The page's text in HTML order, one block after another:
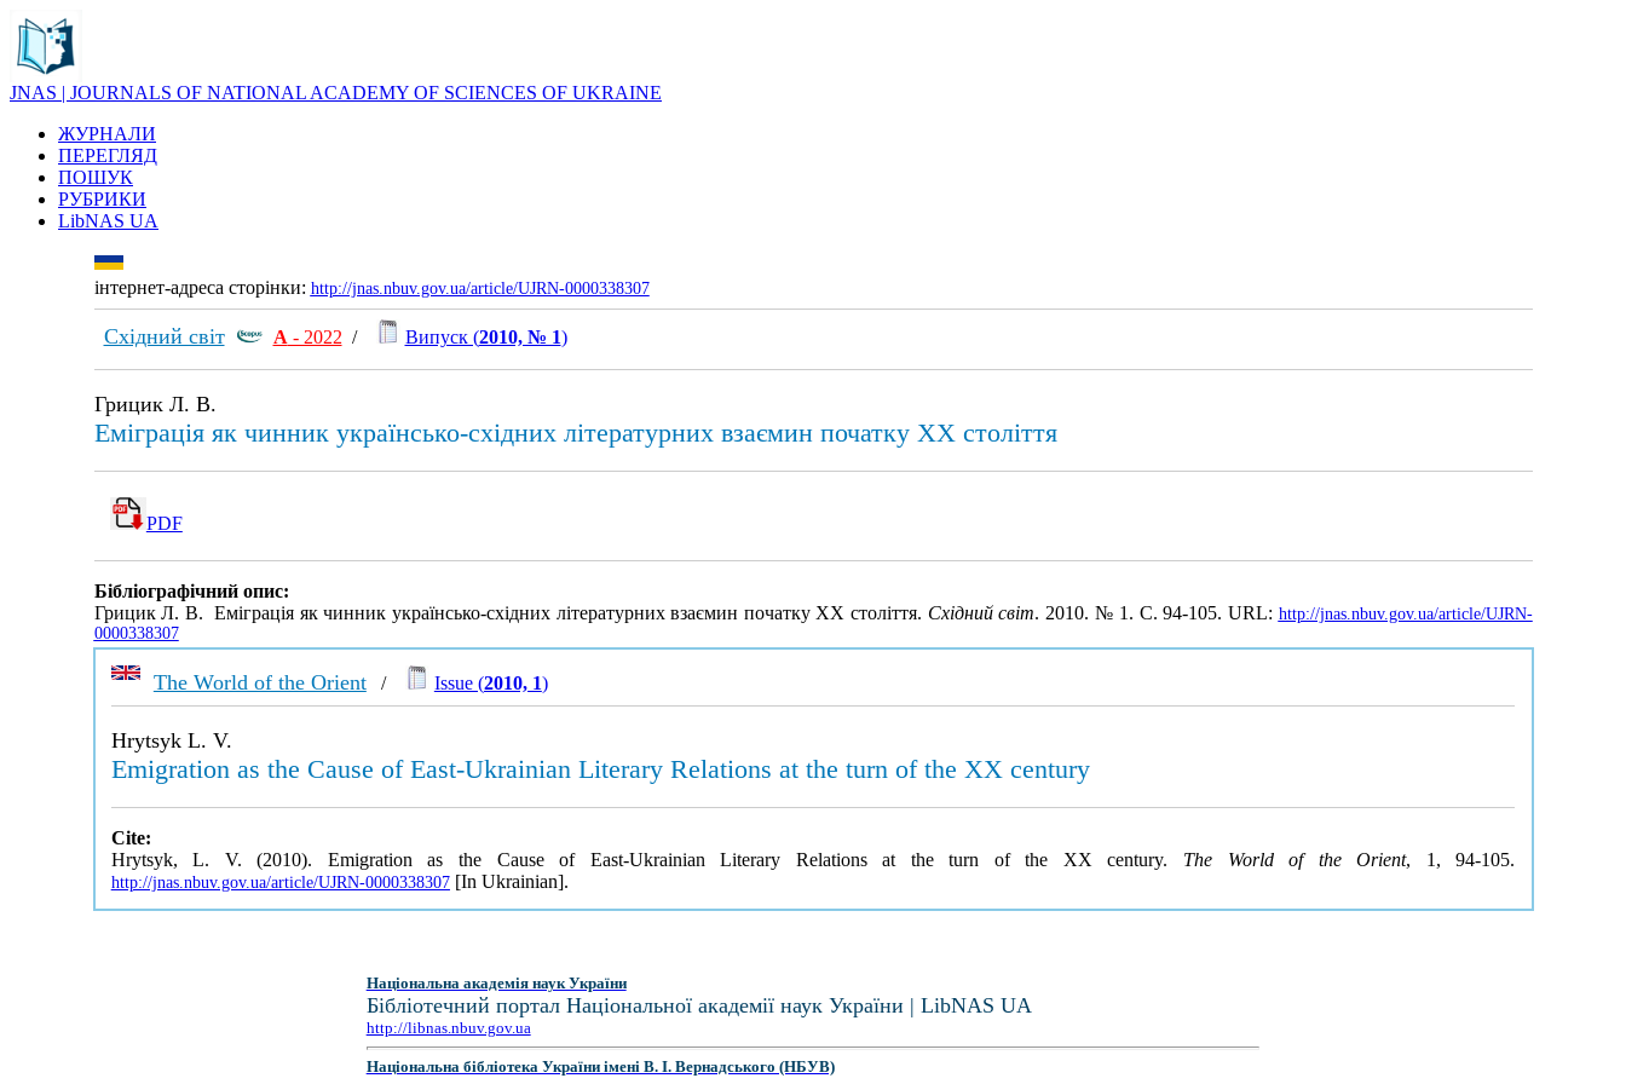
JNAS | JOURNALS OF NATIONAL ACADEMY OF SCIENCES OF UKRAINE
ЖУРНАЛИ
ПЕРЕГЛЯД
ПОШУК
РУБРИКИ
LibNAS UA
інтернет-адреса сторінки: http://jnas.nbuv.gov.ua/article/UJRN-0000338307
Східний світ А - 2022 / Випуск (2010, № 1)
Грицик Л. В.
Еміграція як чинник українсько-східних літературних взаємин початку XX століття
PDF
Бібліографічний опис:
Грицик Л. В. Еміграція як чинник українсько-східних літературних взаємин початку XX століття. Східний світ. 2010. № 1. С. 94-105. URL: http://jnas.nbuv.gov.ua/article/UJRN-
0000338307
The World of the Orient/ Issue (2010, 1)
Hrytsyk L. V.
Emigration as the Cause of East-Ukrainian Literary Relations at the turn of the XX century
Cite:
Hrytsyk, L. V. (2010). Emigration as the Cause of East-Ukrainian Literary Relations at the turn of the XX century. The World of the Orient, 1, 94-105.
http://jnas.nbuv.gov.ua/article/UJRN-0000338307[In Ukrainian].
Національна академія наук України
Бібліотечний портал Національної академії наук України | LibNAS UA
http://libnas.nbuv.gov.ua
Національна бібліотека України імені В. І. Вернадського (НБУВ)